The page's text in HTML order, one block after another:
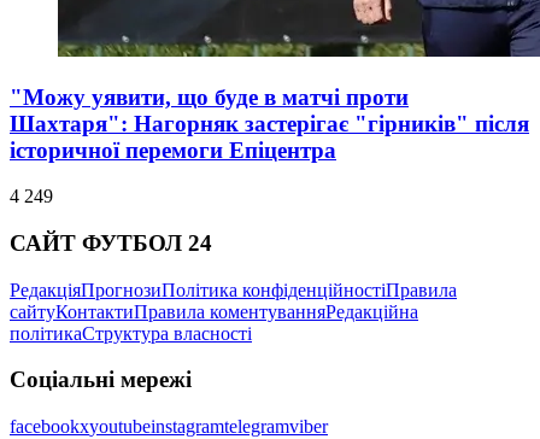
"Можу уявити, що буде в матчі проти
Шахтаря": Нагорняк застерігає "гірників" після
історичної перемоги Епіцентра
4 249
САЙТ ФУТБОЛ 24
РедакціяПрогнозиПолітика конфіденційностіПравила
сайтуКонтактиПравила коментуванняРедакційна
політикаСтруктура власності
Соціальні мережі
facebookxyoutubeinstagramtelegramviber